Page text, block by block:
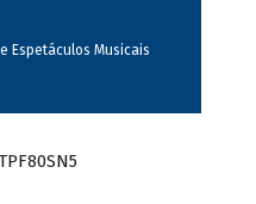
Espetáculos Musicais